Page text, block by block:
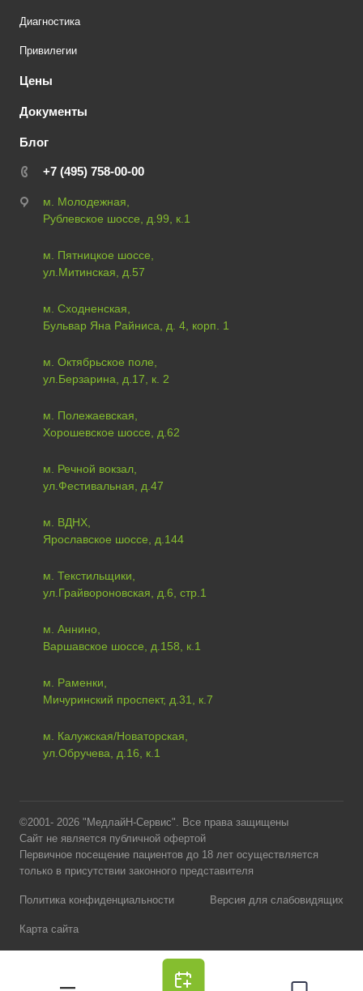
Диагностика
Привилегии
Цены
Документы
Блог
+7 (495) 758-00-00
м. Молодежная,
Рублевское шоссе, д.99, к.1
м. Пятницкое шоссе,
ул.Митинская, д.57
м. Сходненская,
Бульвар Яна Райниса, д. 4, корп. 1
м. Октябрьское поле,
ул.Берзарина, д.17, к. 2
м. Полежаевская,
Хорошевское шоссе, д.62
м. Речной вокзал,
ул.Фестивальная, д.47
м. ВДНХ,
Ярославское шоссе, д.144
м. Текстильщики,
ул.Грайвороновская, д.6, стр.1
м. Аннино,
Варшавское шоссе, д.158, к.1
м. Раменки,
Мичуринский проспект, д.31, к.7
м. Калужская/Новаторская,
ул.Обручева, д.16, к.1
©2001- 2026 "МедлайН-Сервис". Все права защищены
Сайт не является публичной офертой
Первичное посещение пациентов до 18 лет осуществляется
только в присутствии законного представителя
Политика конфиденциальности Версия для слабовидящих
Карта сайта